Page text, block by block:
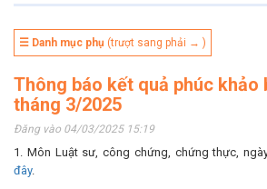
☰ Danh mục phụ (trượt sang phải → )
Thông báo kết quả phúc khảo
tháng 3/2025
Đăng vào 04/03/2025 15:19
1. Môn Luật sư, công chứng, chứng thực,
đây.